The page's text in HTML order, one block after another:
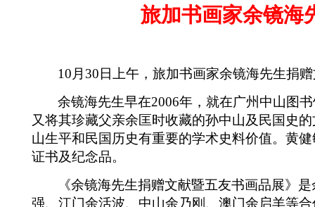
旅加书画家余镜海
10 月 30 日上午，旅加书画家余镜海先生捐
余镜海先生早在2006年，就在广州中山图
又将其珍藏父亲余匡时收藏的孙中山及民国史
山生平和民国历史有重要的学术史料价值。 黄
证书及纪念品。
《余镜海先生捐赠文献暨五友书画品展》
强、江门余活波、中山余乃刚、澳门余启羊等